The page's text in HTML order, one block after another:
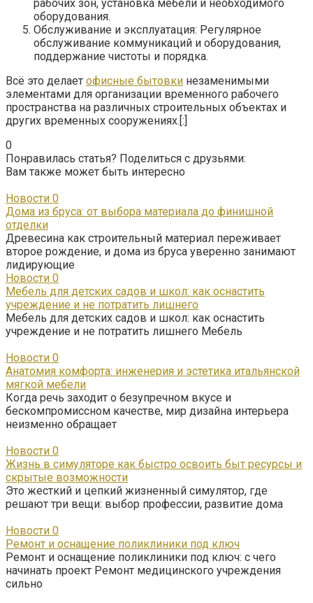
рабочих зон, установка мебели и необходимого
оборудования.
Обслуживание и эксплуатация: Регулярное
обслуживание коммуникаций и оборудования,
поддержание чистоты и порядка.
Всё это делает офисные бытовки незаменимыми
элементами для организации временного рабочего
пространства на различных строительных объектах и
других временных сооружениях.[:]
0
Понравилась статья? Поделиться с друзьями:
Вам также может быть интересно
Новости 0
Дома из бруса: от выбора материала до финишной
отделки
Древесина как строительный материал переживает
второе рождение, и дома из бруса уверенно занимают
лидирующие
Новости 0
Мебель для детских садов и школ: как оснастить
учреждение и не потратить лишнего
Мебель для детских садов и школ: как оснастить
учреждение и не потратить лишнего Мебель
Новости 0
Анатомия комфорта: инженерия и эстетика итальянской
мягкой мебели
Когда речь заходит о безупречном вкусе и
бескомпромиссном качестве, мир дизайна интерьера
неизменно обращает
Новости 0
Жизнь в симуляторе как быстро освоить быт ресурсы и
скрытые возможности
Это жесткий и цепкий жизненный симулятор, где
решают три вещи: выбор профессии, развитие дома
Новости 0
Ремонт и оснащение поликлиники под ключ
Ремонт и оснащение поликлиники под ключ: с чего
начинать проект Ремонт медицинского учреждения
сильно